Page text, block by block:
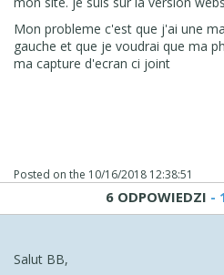
Mon probleme c'est que j'ai une
gauche et que je voudrai que ma
ma capture d'ecran ci joint
Posted on the 10/16/2018 12:38:51
6 ODPOWIEDZI -
Salut BB,